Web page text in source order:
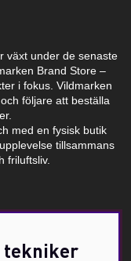
växt under de senaste
Brand Store –
i fokus. Vildmarken
följare att beställa
med en fysisk butik
tillsammans
friluftsliv.
e-post!*
tekniker